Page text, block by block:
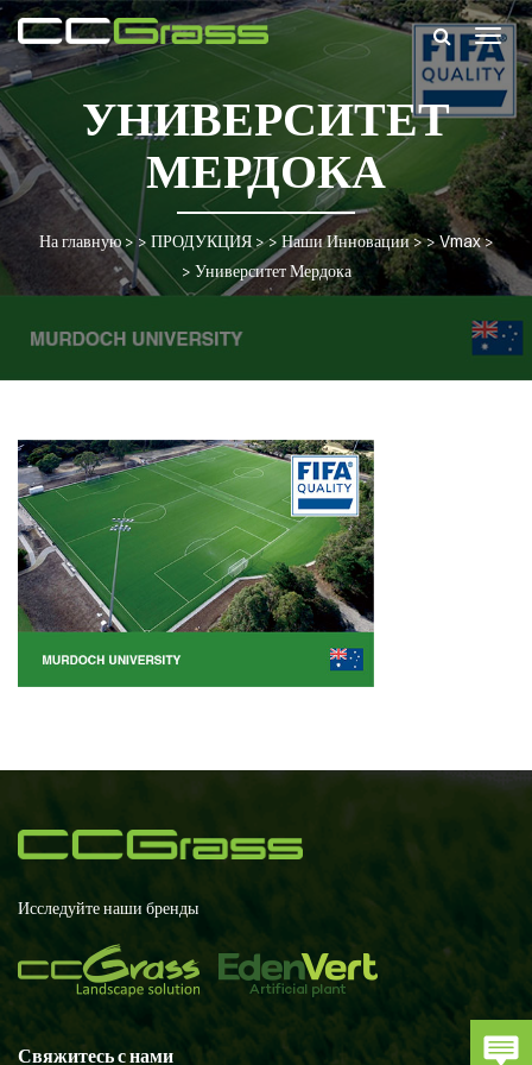
УНИВЕРСИТЕТ
МЕРДОКА
На главную> > ПРОДУКЦИЯ> >Наши Инновации> >Vmax>
> Университет Мердока
Исследуйте наши бренды
Свяжитесь с нами